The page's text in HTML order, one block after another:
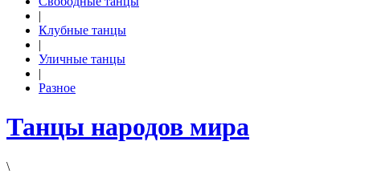
|
Клубные танцы
|
Уличные танцы
|
Разное
Танцы народов мира
\